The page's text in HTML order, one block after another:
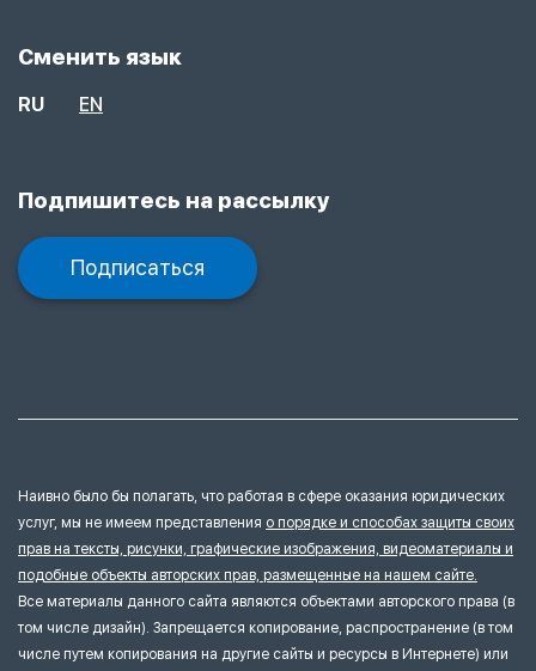
Сменить язык
RU EN
Подпишитесь на рассылку
Подписаться
Наивно было бы полагать, что работая в сфере оказания юридических
услуг, мы не имеем представления о порядке и способах защиты своих
прав на тексты, рисунки, графические изображения, видеоматериалы и
подобные объекты авторских прав, размещенные на нашем сайте.
Все материалы данного сайта являются объектами авторского права (в
том числе дизайн). Запрещается копирование, распространение (в том
числе путем копирования на другие сайты и ресурсы в Интернете) или